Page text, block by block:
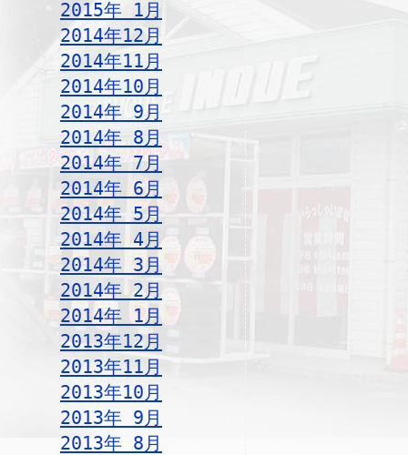
2015年 1月
2014年12月
2014年11月
2014年10月
2014年 9月
2014年 8月
2014年 7月
2014年 6月
2014年 5月
2014年 4月
2014年 3月
2014年 2月
2014年 1月
2013年12月
2013年11月
2013年10月
2013年 9月
2013年 8月